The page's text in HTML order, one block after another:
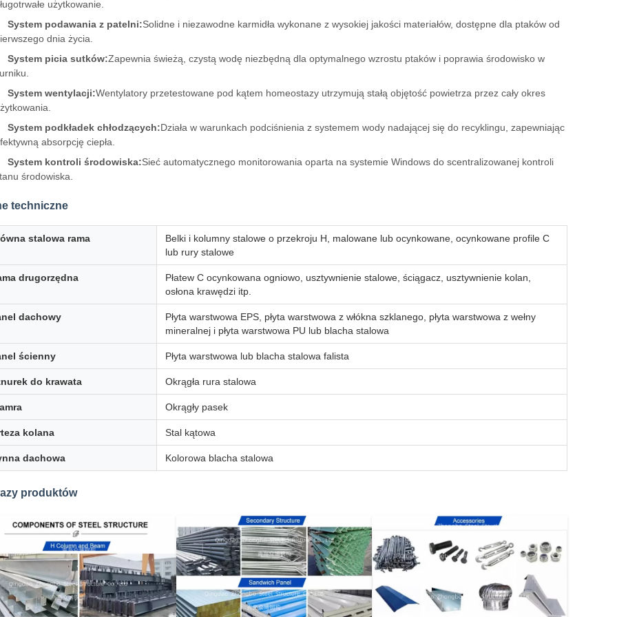
użytkowanie.
System podawania z patelni:Solidne i niezawodne karmidła wykonane z wysokiej jakości materiałów, dostępne dla ptaków od
dnia życia.
System picia sutków:Zapewnia świeżą, czystą wodę niezbędną dla optymalnego wzrostu ptaków i poprawia środowisko w
System wentylacji:Wentylatory przetestowane pod kątem homeostazy utrzymują stałą objętość powietrza przez cały okres
System podkładek chłodzących:Działa w warunkach podciśnienia z systemem wody nadającej się do recyklingu, zapewniając
absorpcję ciepła.
System kontroli środowiska:Sieć automatycznego monitorowania oparta na systemie Windows do scentralizowanej kontroli
środowiska.
techniczne
stalowa rama
Belki i kolumny stalowe o przekroju H, malowane lub ocynkowane, ocynkowane profile C
lub rury stalowe
drugorzędna
Płatew C ocynkowana ogniowo, usztywnienie stalowe, ściągacz, usztywnienie kolan,
osłona krawędzi itp.
dachowy
Płyta warstwowa EPS, płyta warstwowa z włókna szklanego, płyta warstwowa z wełny
mineralnej i płyta warstwowa PU lub blacha stalowa
ścienny Płyta warstwowa lub blacha stalowa falista
do krawata Okrągła rura stalowa
Okrągły pasek
kolana Stal kątowa
dachowa Kolorowa blacha stalowa
produktów